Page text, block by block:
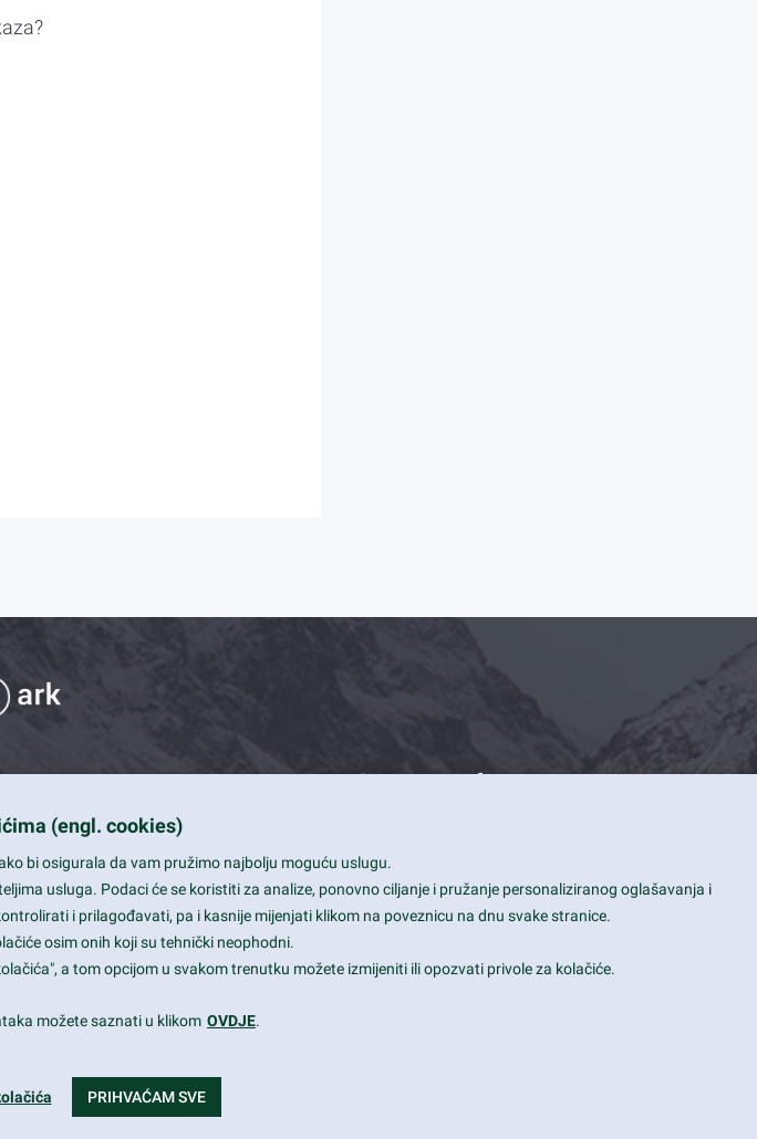
Contact Info
View, CA 94043
+1 650-253-0000
Daily: 9:00 am - 6:00 pm
(engl. cookies)
bi osigurala da vam pružimo najbolju moguću uslugu.
usluga. Podaci će se koristiti za analize, ponovno ciljanje i pružanje personaliziranog oglašavanja i
i prilagođavati, pa i kasnije mijenjati klikom na poveznicu na dnu svake stranice.
osim onih koji su tehnički neophodni.
a tom opcijom u svakom trenutku možete izmijeniti ili opozvati privole za kolačiće.
možete saznati u klikom OVDJE.
PRIHVAĆAM SVE